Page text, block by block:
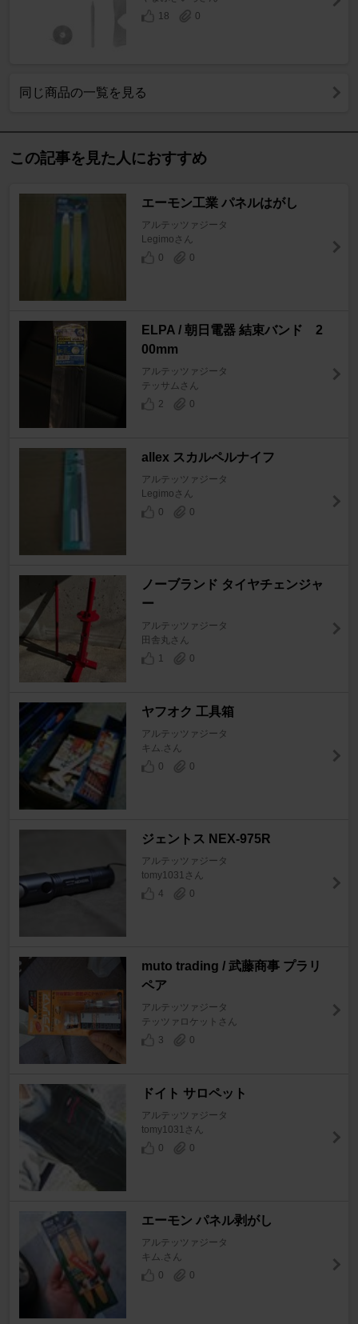
18
0
同じ商品の一覧を見る
この記事を見た人におすすめ
エーモン工業 パネルはがし
アルテッツァジータ
Legimoさん
0
0
ELPA / 朝日電器 結束バンド 2
00mm
アルテッツァジータ
テッサムさん
2
0
allex スカルペルナイフ
アルテッツァジータ
Legimoさん
0
0
ノーブランド タイヤチェンジャ
ー
アルテッツァジータ
田舎丸さん
1
0
ヤフオク 工具箱
アルテッツァジータ
キム.さん
0
0
ジェントス NEX-975R
アルテッツァジータ
tomy1031さん
4
0
muto trading / 武藤商事 プラリ
ペア
アルテッツァジータ
テッツァロケットさん
3
0
ドイト サロペット
アルテッツァジータ
tomy1031さん
0
0
エーモン パネル剥がし
アルテッツァジータ
キム.さん
0
0